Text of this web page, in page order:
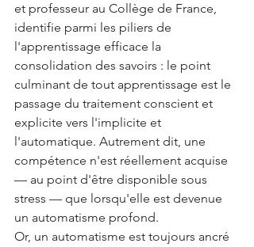
et professeur au Collège de France,
identifie parmi les piliers de
l'apprentissage efficace la
consolidation des savoirs : le point
culminant de tout apprentissage est le
passage du traitement conscient et
explicite vers l'implicite et
l'automatique. Autrement dit, une
compétence n'est réellement acquise
— au point d'être disponible sous
stress — que lorsqu'elle est devenue
un automatisme profond.
Or, un automatisme est toujours ancré